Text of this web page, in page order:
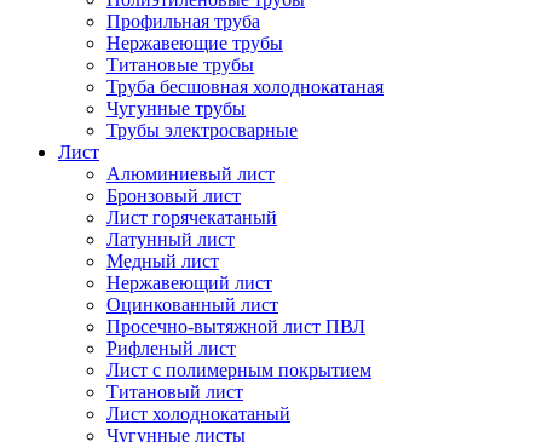
Профильная труба
Нержавеющие трубы
Титановые трубы
Труба бесшовная холоднокатаная
Чугунные трубы
Трубы электросварные
Лист
Алюминиевый лист
Бронзовый лист
Лист горячекатаный
Латунный лист
Медный лист
Нержавеющий лист
Оцинкованный лист
Просечно-вытяжной лист ПВЛ
Рифленый лист
Лист с полимерным покрытием
Титановый лист
Лист холоднокатаный
Чугунные листы